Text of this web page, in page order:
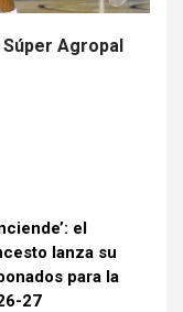
Agropal
el
lanza su
para la
27